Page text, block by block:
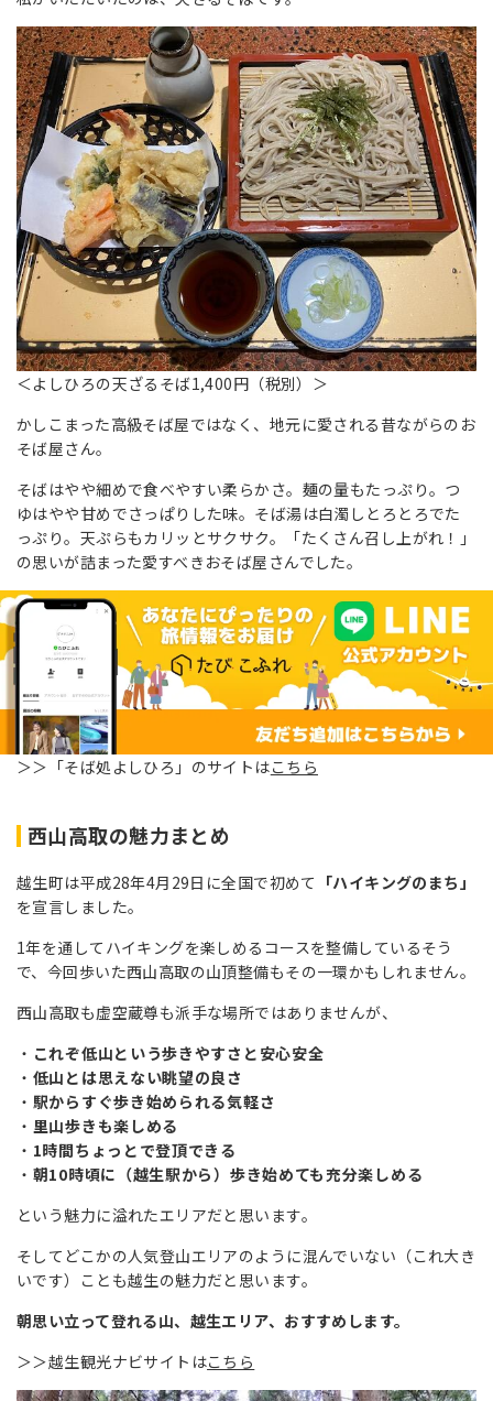
＜よしひろの天ざるそば1,400円（税別）＞
かしこまった高級そば屋ではなく、地元に愛される昔ながらのお
そば屋さん。
そばはやや細めで食べやすい柔らかさ。麺の量もたっぷり。つ
ゆはやや甘めでさっぱりした味。そば湯は白濁しとろとろでた
っぷり。天ぷらもカリッとサクサク。「たくさん召し上がれ！」
の思いが詰まった愛すべきおそば屋さんでした。
＞＞「そば処よしひろ」のサイトはこちら
西山高取の魅力まとめ
越生町は平成28年4月29日に全国で初めて 「ハイキングのまち」
を宣言しました。
1年を通してハイキングを楽しめるコースを整備しているそう
で、今回歩いた西山高取の山頂整備もその一環かもしれません。
西山高取も虚空蔵尊も派手な場所ではありませんが、
これぞ低山という歩きやすさと安心安全
低山とは思えない眺望の良さ
駅からすぐ歩き始められる気軽さ
里山歩きも楽しめる
1時間ちょっとで登頂できる
朝10時頃に（越生駅から）歩き始めても充分楽しめる
という魅力に溢れたエリアだと思います。
そしてどこかの人気登山エリアのように混んでいない（これ大き
いです）ことも越生の魅力だと思います。
朝思い立って登れる山、越生エリア、おすすめします。
＞＞越生観光ナビサイトはこちら